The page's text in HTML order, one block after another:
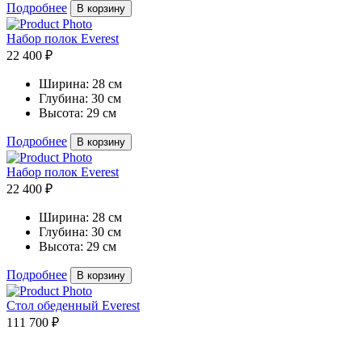
Подробнее В корзину
Набор полок Everest
22 400 ₽
Ширина: 28 см
Глубина: 30 см
Высота: 29 см
Подробнее В корзину
Набор полок Everest
22 400 ₽
Ширина: 28 см
Глубина: 30 см
Высота: 29 см
Подробнее В корзину
Стол обеденный Everest
111 700 ₽